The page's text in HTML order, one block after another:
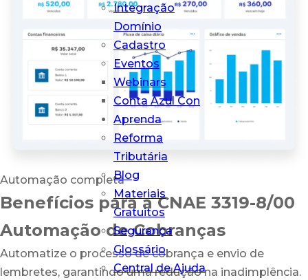
Integração
Domínio
Cadastro
Eventos
Webinars
Conta Azul Con
Aprenda
Reforma
Tributária
Blog
Materiais
Gratuitos
Segurança
Glossário
Central de Ajuda
Automação completa
Benefícios para a CNAE 3319-8/00
Automação de Cobranças
Automatize o processo de cobrança e envio de
lembretes, garantindo uma redução na inadimplência.